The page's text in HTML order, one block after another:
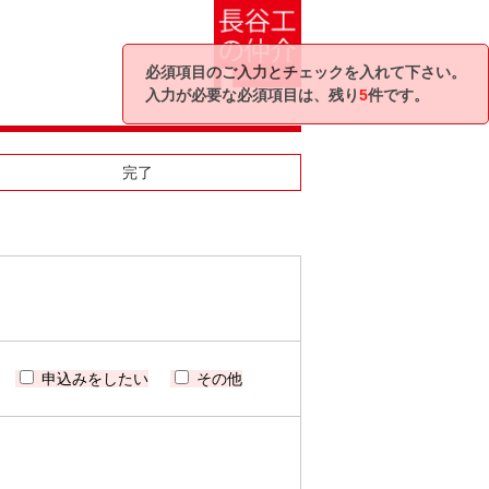
完了
申込みをしたい その他
必須項目のご入力とチェックを入れて下さい。
入力が必要な必須項目は、残り5件です。